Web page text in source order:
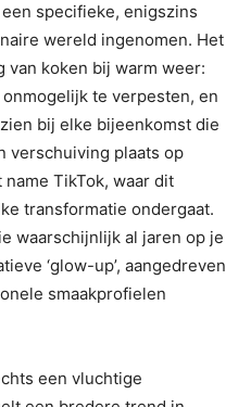
specifieke, enigszins
wereld ingenomen. Het
van koken bij warm weer:
te verpesten, en
bij elke bijeenkomst die
verschuiving plaats op
TikTok, waar dit
transformatie ondergaat.
waarschijnlijk al jaren op je
‘glow-up’, aangedreven
smaakprofielen
een vluchtige